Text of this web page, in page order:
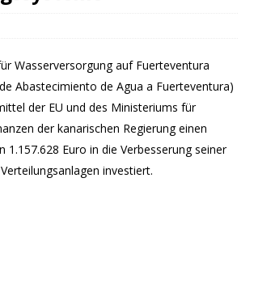
Wasserversorgung auf Fuerteventura
Abastecimiento de Agua a Fuerteventura)
der EU und des Ministeriums für
der kanarischen Regierung einen
1.157.628 Euro in die Verbesserung seiner
investiert.